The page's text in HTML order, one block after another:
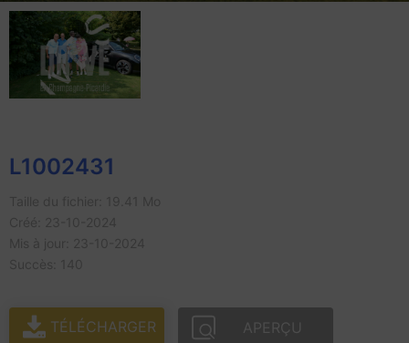
L1002431
TÉLÉCHARGER APERÇU